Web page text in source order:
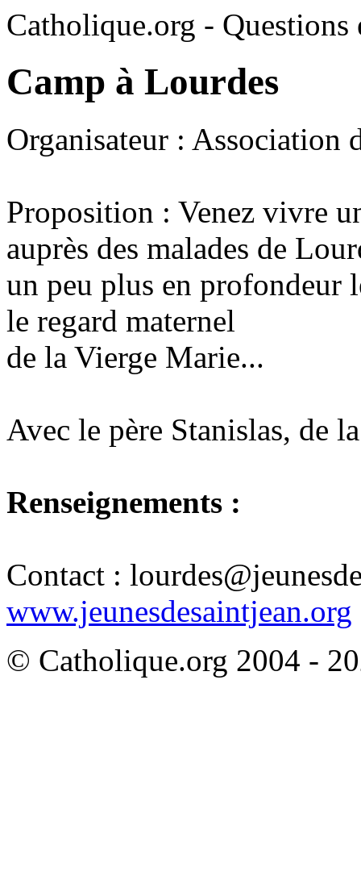
Catholique.org - Questions
Camp à Lourdes
Organisateur : Association
Proposition : Venez vivre
auprès des malades de
un peu plus en profondeur
le regard maternel
de la Vierge Marie...
Avec le père Stanislas, de
Renseignements :
Contact :
www.jeunesdesaintjean.org
© Catholique.org 2004 -